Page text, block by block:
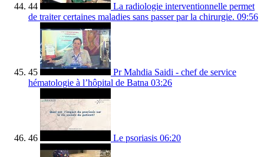
44
La radiologie interventionnelle permet
de traiter certaines maladies sans passer par la chirurgie. 09:56
45
Pr Mahdia Saidi - chef de service
hématologie à l’hôpital de Batna 03:26
46 Le psoriasis 06:20